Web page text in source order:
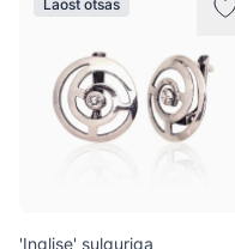
Laost otsas
'Inglise' sulguriga